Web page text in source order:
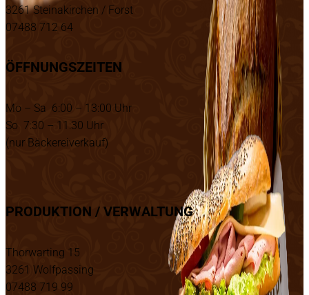
3261 Steinakirchen / Forst
07488 712 64
ÖFFNUNGSZEITEN
Mo – Sa 6:00 – 13:00 Uhr
So 7:30 – 11:30 Uhr
(nur Bäckereiverkauf)
PRODUKTION / VERWALTUNG
Thorwarting 15
3261 Wolfpassing
07488 719 99